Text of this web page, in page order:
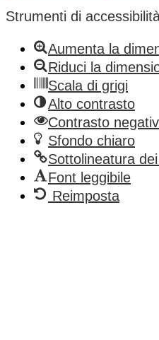
Strumenti di
Aumenta la
Riduci la
Scala di grigi
Alto contrasto
Contrasto
Sfondo chiaro
Sottolineatura
Font leggibile
Reimposta